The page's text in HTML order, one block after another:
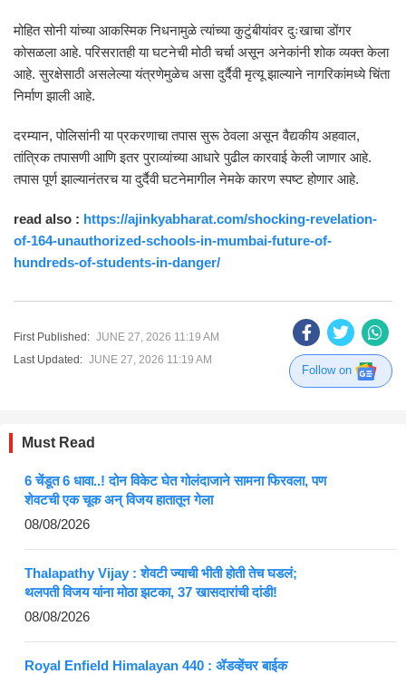
मोहित सोनी यांच्या आकस्मिक निधनामुळे त्यांच्या कुटुंबीयांवर दुःखाचा डोंगर
कोसळला आहे. परिसरातही या घटनेची मोठी चर्चा असून अनेकांनी शोक व्यक्त केला
आहे. सुरक्षेसाठी असलेल्या यंत्रणेमुळेच असा दुर्दैवी मृत्यू झाल्याने नागरिकांमध्ये चिंता
निर्माण झाली आहे.
दरम्यान, पोलिसांनी या प्रकरणाचा तपास सुरू ठेवला असून वैद्यकीय अहवाल,
तांत्रिक तपासणी आणि इतर पुराव्यांच्या आधारे पुढील कारवाई केली जाणार आहे.
तपास पूर्ण झाल्यानंतरच या दुर्दैवी घटनेमागील नेमके कारण स्पष्ट होणार आहे.
read also : https://ajinkyabharat.com/shocking-revelation-
of-164-unauthorized-schools-in-mumbai-future-of-
hundreds-of-students-in-danger/
First Published: JUNE 27, 2026 11:19 AM
Last Updated: JUNE 27, 2026 11:19 AM
Follow on
Must Read
6 चेंडूत 6 धावा..! दोन विकेट घेत गोलंदाजाने सामना फिरवला, पण
शेवटची एक चूक अन् विजय हातातून गेला
08/08/2026
Thalapathy Vijay : शेवटी ज्याची भीती होती तेच घडलं;
थलपती विजय यांना मोठा झटका, 37 खासदारांची दांडी!
08/08/2026
Royal Enfield Himalayan 440 : ॲडव्हेंचर बाईक